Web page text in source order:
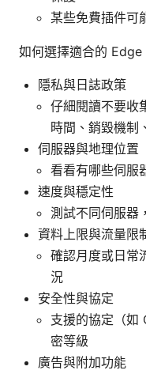
某些免費插件可
如何選擇適合的 Edge
隱私與日誌政策
仔細閱讀不要收
時間、銷毀機制
伺服器與地理位置
看看有哪些伺服
速度與穩定性
測試不同伺服器
資料上限與流量限
確認月度或日常
況
安全性與協定
支援的協定（如
密等級
廣告與附加功能